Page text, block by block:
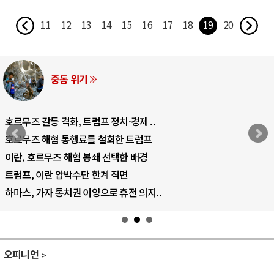
11 12 13 14 15 16 17 18 19 20
중동 위기
호르무즈 갈등 격화, 트럼프 정치·경제 ..
호르무즈 해협 통행료를 철회한 트럼프
이란, 호르무즈 해협 봉쇄 선택한 배경
트럼프, 이란 압박수단 한계 직면
하마스, 가자 통치권 이양으로 휴전 의지..
오피니언